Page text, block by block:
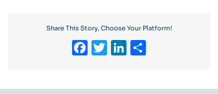
Share This Story, Choose Your Platform!
Facebook
Twitter
LinkedIn